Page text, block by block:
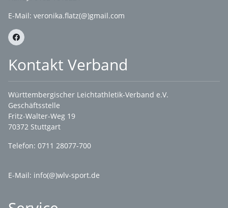
E-Mail: veronika.flatz(@)gmail.com
Kontakt Verband
Württembergischer Leichtathletik-Verband e.V.
Geschäftsstelle
Fritz-Walter-Weg 19
70372 Stuttgart
Telefon: 0711 28077-700
E-Mail: info(@)wlv-sport.de